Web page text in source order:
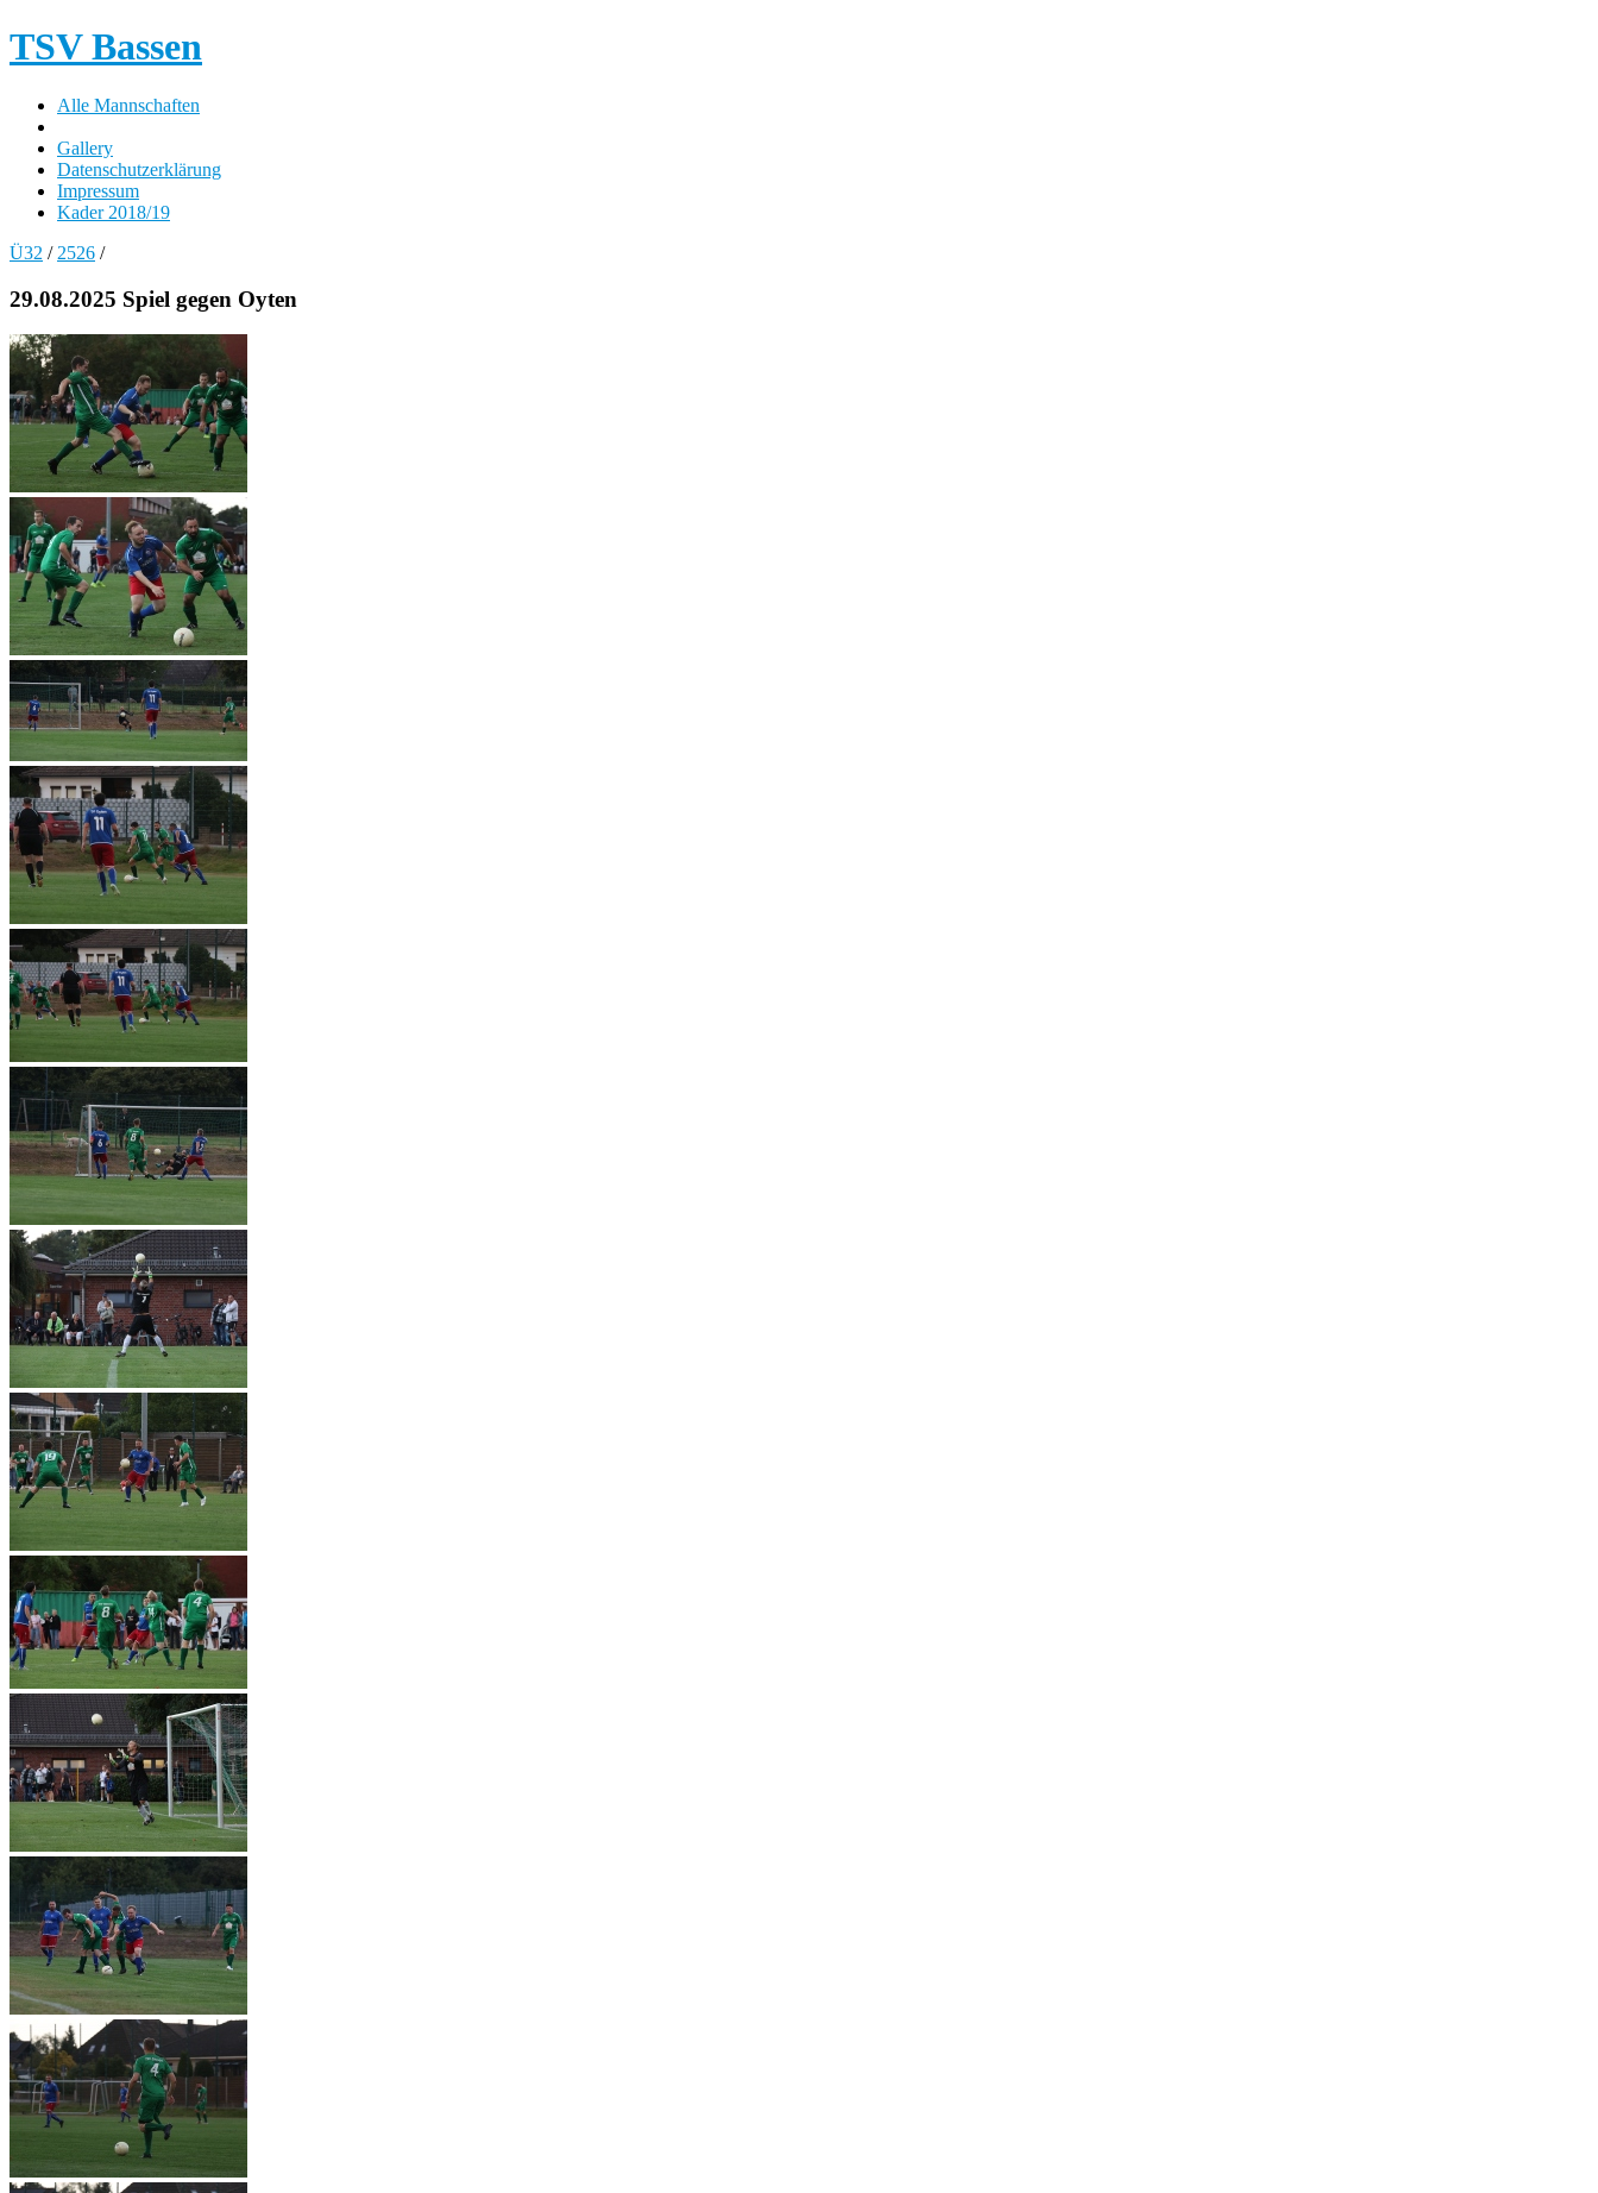
TSV Bassen
Alle Mannschaften
Gallery
Datenschutzerklärung
Impressum
Kader 2018/19
Ü32 / 2526 /
29.08.2025 Spiel gegen Oyten